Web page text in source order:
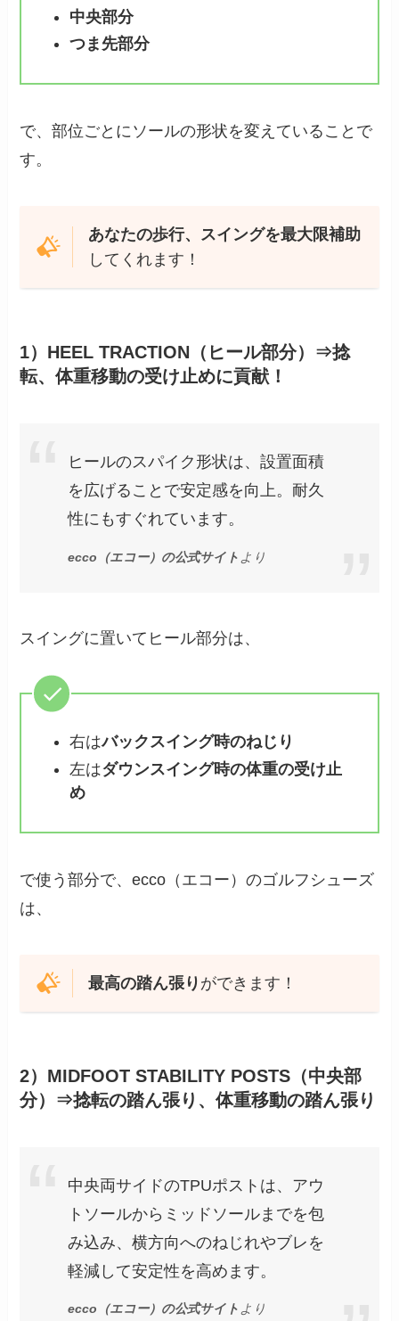
中央部分
つま先部分
で、部位ごとにソールの形状を変えていることで
す。
あなたの歩行、スイングを最大限補助
してくれます！
1）HEEL TRACTION（ヒール部分）⇒捻
転、体重移動の受け止めに貢献！
ヒールのスパイク形状は、設置面積
を広げることで安定感を向上。耐久
性にもすぐれています。
ecco（エコー）の公式サイト より
スイングに置いてヒール部分は、
右はバックスイング時のねじり
左はダウンスイング時の体重の受け止
め
で使う部分で、ecco（エコー）のゴルフシューズ
は、
最高の踏ん張り ができます！
2）MIDFOOT STABILITY POSTS（中央部
分）⇒捻転の踏ん張り、体重移動の踏ん張り
中央両サイドのTPUポストは、アウ
トソールからミッドソールまでを包
み込み、横方向へのねじれやブレを
軽減して安定性を高めます。
ecco（エコー）の公式サイト より